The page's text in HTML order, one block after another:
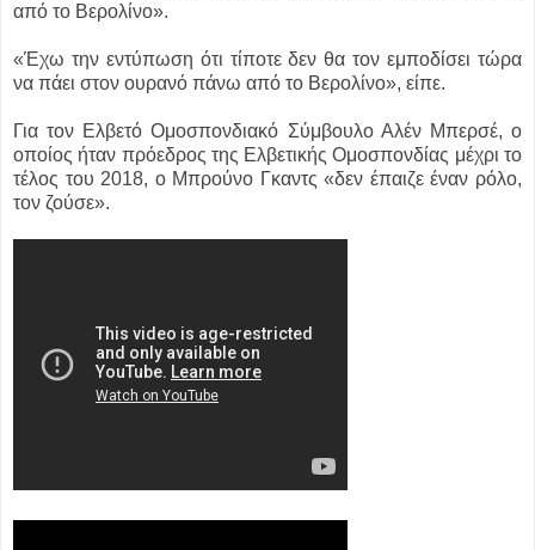
από το Βερολίνο».
«Έχω την εντύπωση ότι τίποτε δεν θα τον εμποδίσει τώρα
να πάει στον ουρανό πάνω από το Βερολίνο», είπε.
Για τον Ελβετό Ομοσπονδιακό Σύμβουλο Αλέν Μπερσέ, ο
οποίος ήταν πρόεδρος της Ελβετικής Ομοσπονδίας μέχρι το
τέλος του 2018, ο Μπρούνο Γκαντς «δεν έπαιζε έναν ρόλο,
τον ζούσε».